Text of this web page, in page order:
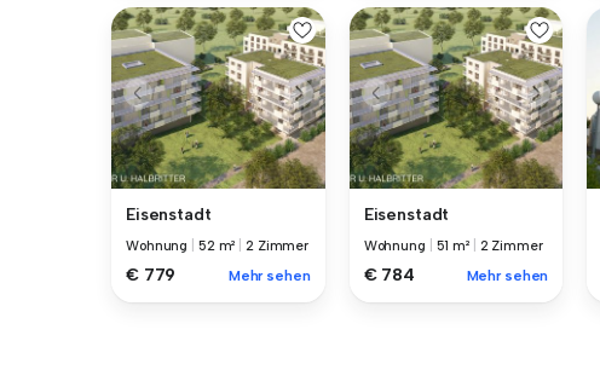
Eisenstadt
Wohnung 52 m² |2 Zimmer
€ 779 Mehr sehen
Eisenstadt
Wohnung 51 m² 2 Zimmer
€ 784 Mehr sehen